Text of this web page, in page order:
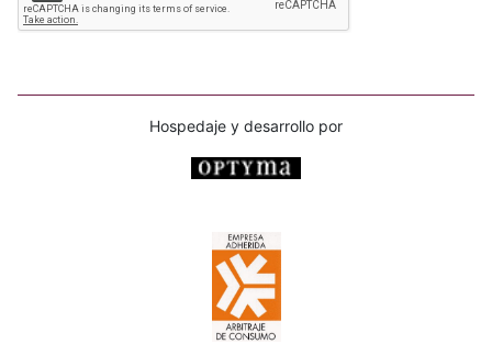
Hospedaje y desarrollo por